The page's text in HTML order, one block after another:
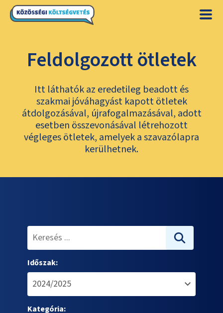
Feldolgozott ötletek
Itt láthatók az eredetileg beadott és
szakmai jóváhagyást kapott ötletek
átdolgozásával, újrafogalmazásával, adott
esetben összevonásával létrehozott
végleges ötletek, amelyek a szavazólapra
kerülhetnek.
Időszak:
Kategória: